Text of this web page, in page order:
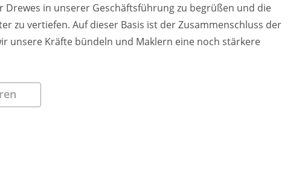
Drewes in unserer Geschäftsführung zu begrüßen und die
zu vertiefen. Auf dieser Basis ist der Zusammenschluss der
unsere Kräfte bündeln und Maklern eine noch stärkere